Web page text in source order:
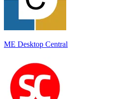
ME Desktop Central